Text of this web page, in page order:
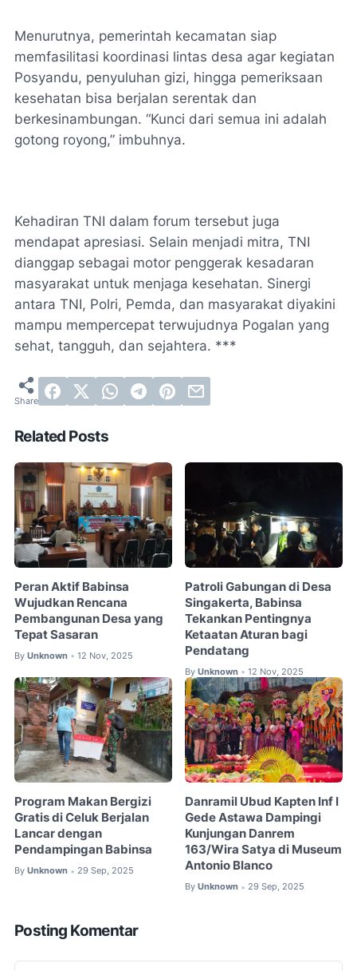
Menurutnya, pemerintah kecamatan siap
memfasilitasi koordinasi lintas desa agar kegiatan
Posyandu, penyuluhan gizi, hingga pemeriksaan
kesehatan bisa berjalan serentak dan
berkesinambungan. “Kunci dari semua ini adalah
gotong royong,” imbuhnya.
Kehadiran TNI dalam forum tersebut juga
mendapat apresiasi. Selain menjadi mitra, TNI
dianggap sebagai motor penggerak kesadaran
masyarakat untuk menjaga kesehatan. Sinergi
antara TNI, Polri, Pemda, dan masyarakat diyakini
mampu mempercepat terwujudnya Pogalan yang
sehat, tangguh, dan sejahtera. ***
Related Posts
Peran Aktif Babinsa
Wujudkan Rencana
Pembangunan Desa yang
Tepat Sasaran
By Unknown • 12 Nov, 2025
Patroli Gabungan di Desa
Singakerta, Babinsa
Tekankan Pentingnya
Ketaatan Aturan bagi
Pendatang
By Unknown • 12 Nov, 2025
Program Makan Bergizi
Gratis di Celuk Berjalan
Lancar dengan
Pendampingan Babinsa
By Unknown • 29 Sep, 2025
Danramil Ubud Kapten Inf I
Gede Astawa Dampingi
Kunjungan Danrem
163/Wira Satya di Museum
Antonio Blanco
By Unknown • 29 Sep, 2025
Posting Komentar